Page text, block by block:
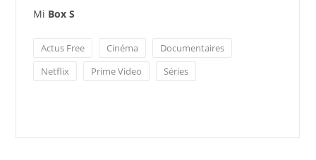
Mi Box S
Actus Free Cinéma
Documentaires
Netflix
Prime Video Séries